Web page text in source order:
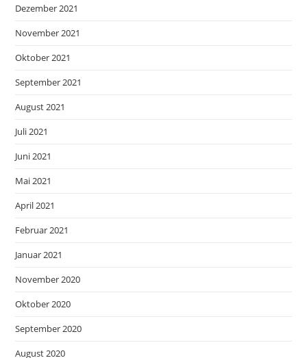
Dezember 2021
November 2021
Oktober 2021
September 2021
August 2021
Juli 2021
Juni 2021
Mai 2021
April 2021
Februar 2021
Januar 2021
November 2020
Oktober 2020
September 2020
August 2020